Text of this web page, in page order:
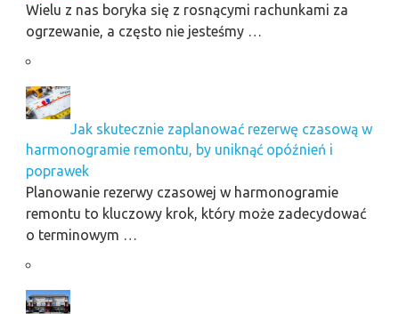
Wielu z nas boryka się z rosnącymi rachunkami za
ogrzewanie, a często nie jesteśmy …
Jak skutecznie zaplanować rezerwę czasową w
harmonogramie remontu, by uniknąć opóźnień i
poprawek
Planowanie rezerwy czasowej w harmonogramie
remontu to kluczowy krok, który może zadecydować
o terminowym …